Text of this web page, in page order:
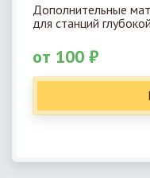
Дополнительные
для станций
от 100 ₽